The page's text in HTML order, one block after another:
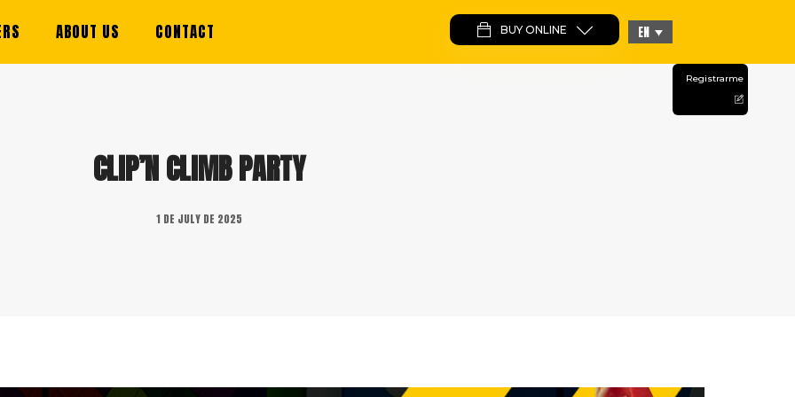
ABOUT US CONTACT BUY ONLINE EN
Registrarme
CLIP’N CLIMB PARTY
1 DE JULY DE 2025